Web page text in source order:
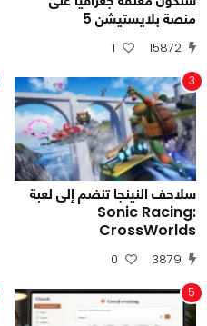
منصة بلايستيشن 5
15872
1
3
سلاحف النينجا تنضم إلى لعبة
Sonic Racing:
CrossWorlds
3879
0
5